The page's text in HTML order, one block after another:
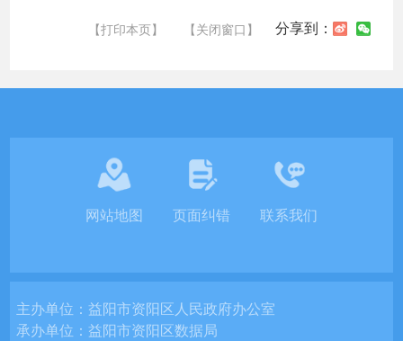
【打印本页】 【关闭窗口】 分享到：
网站地图 页面纠错 联系我们
主办单位：益阳市资阳区人民政府办公室
承办单位：益阳市资阳区数据局